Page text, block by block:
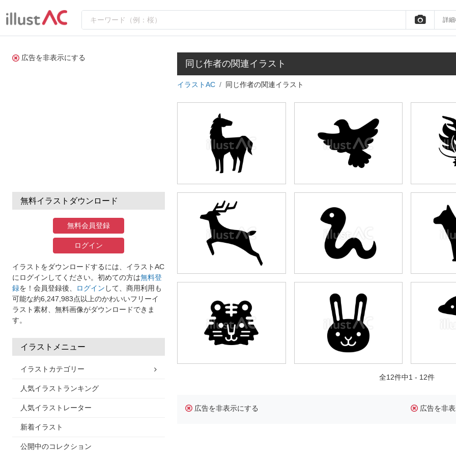
詳細
広告を非表示にする
無料イラストダウンロード
無料会員登録
ログイン
イラストをダウンロードするには、イラストAC
にログインしてください。初めての方は無料登
録を！会員登録後、 ログイン して、商用利用も
可能な約6,247,983点以上のかわいいフリーイ
ラスト素材、無料画像がダウンロードできま
す。
イラストメニュー
イラストカテゴリー
人気イラストランキング
人気イラストレーター
新着イラスト
公開中のコレクション
同じ作者の関連イラスト
イラストAC 同じ作者の関連イラスト
全12件中1 - 12件
広告を非表示にする 広告を非